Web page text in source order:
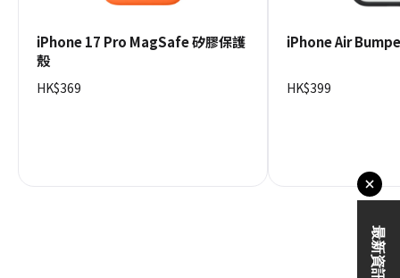
iPhone 17 Pro MagSafe 矽膠保護
殼
HK$369
iPhone Air
HK$399